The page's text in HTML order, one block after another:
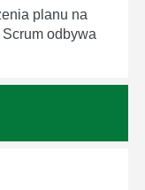
planu na
odbywa